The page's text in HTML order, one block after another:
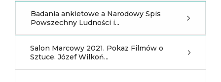
Badania ankietowe a Narodowy Spis
Powszechny Ludności i...
Salon Marcowy 2021. Pokaz Filmów o
Sztuce. Józef Wilkoń...